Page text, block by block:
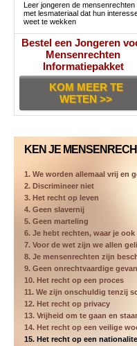
Leer jongeren de mensenrechten
met lesmateriaal dat hun
weet te wekken
Bestel een Jongeren
Mensenrechten
Informatiepakket
KOM MEER TE
WETEN >>
KEN JE
1. We worden allemaal vrij en
2. Discrimineer niet
3. Het recht op leven
4. Geen slavernij
5. Geen marteling
6. Je hebt rechten, waar je ook
7. Voor de wet zijn we allen
8. Je mensenrechten zijn
9. Geen onrechtvaardige
10. Het recht op een proces
11. We zijn onschuldig tenzij
12. Het recht op privacy
13. Vrijheid om te gaan en
14. Het recht op een veilige
15. Het recht op een